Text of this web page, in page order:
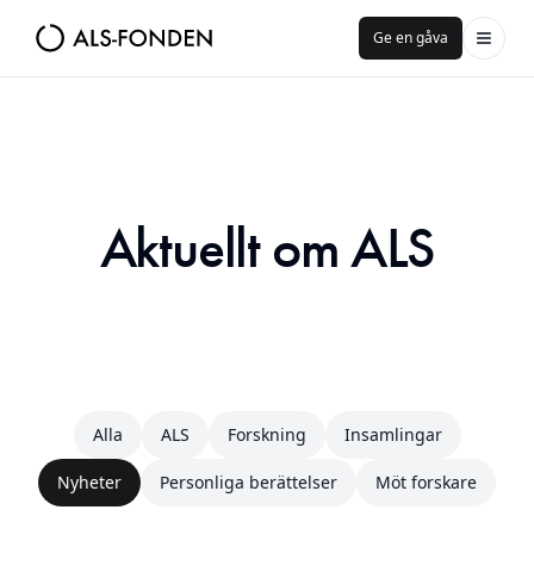
Ge en gåva
Aktuellt om ALS
Alla ALS Forskning Insamlingar
Nyheter Personliga berättelser Möt forskare